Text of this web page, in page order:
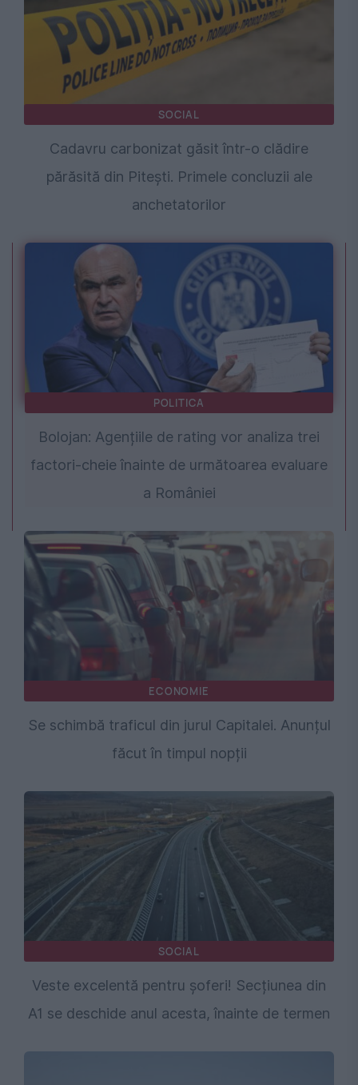
SOCIAL
Cadavru carbonizat găsit într-o clădire
părăsită din Pitești. Primele concluzii ale
anchetatorilor
POLITICA
Bolojan: Agențiile de rating vor analiza trei
factori-cheie înainte de următoarea evaluare
a României
ECONOMIE
Se schimbă traficul din jurul Capitalei. Anunțul
făcut în timpul nopții
SOCIAL
Veste excelentă pentru șoferi! Secțiunea din
A1 se deschide anul acesta, înainte de termen